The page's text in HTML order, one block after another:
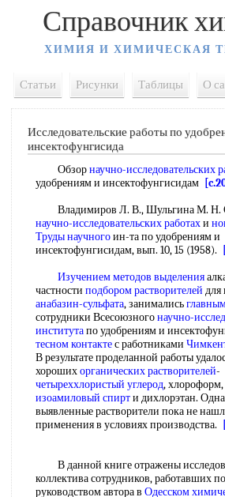
Справочник
ХИМИЯ И ХИМИЧЕСКАЯ
Статьи Рисунки Таблицы О
Исследовательские работы по
инсектофунгисида
Обзорнаучно-исследовательских
удобрениям и инсектофунгисидам
Владимиров Л. В., Шульгина М. Н.
научно-исследовательских работахи
Труды научногоин-та по удобрениям и
инсектофунгисидам, вып. 10, 15 (1958).
Изучением методов выделения
частности подбором растворителей для
анабазин-сульфата, занимались
сотрудники Всесоюзногонаучно-
институтапо удобрениям и
тесном контактес работниками
В результате проделанной работы
хорошихорганических растворителей-
четыреххлористый углерод, хлороформ,
изоамиловый спирти дихлорэтан.
выявленные растворители пока не
применения в условиях производства.
В данной книге отражены
коллектива сотрудников, работавших
руководством автора в Одесском